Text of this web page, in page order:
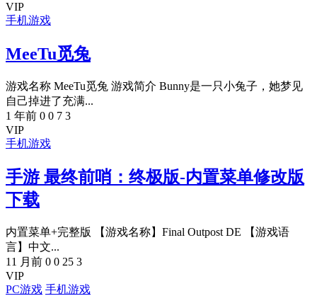
VIP
手机游戏
MeeTu觅兔
游戏名称 MeeTu觅兔 游戏简介 Bunny是一只小兔子，她梦见
自己掉进了充满...
1 年前 0 0 7 3
VIP
手机游戏
手游 最终前哨：终极版-内置菜单修改版
下载
内置菜单+完整版 【游戏名称】Final Outpost DE 【游戏语
言】中文...
11 月前 0 0 25 3
VIP
PC游戏 手机游戏